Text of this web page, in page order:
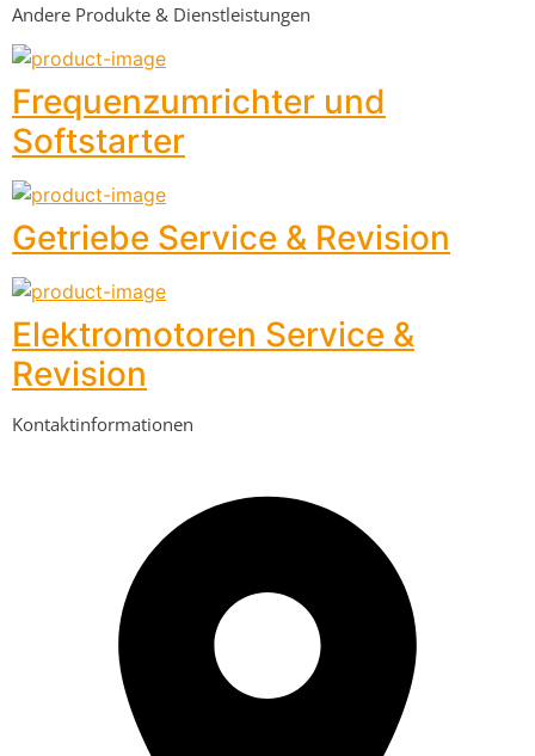
Andere Produkte & Dienstleistungen
Frequenzumrichter und
Softstarter
Getriebe Service & Revision
Elektromotoren Service &
Revision
Kontaktinformationen